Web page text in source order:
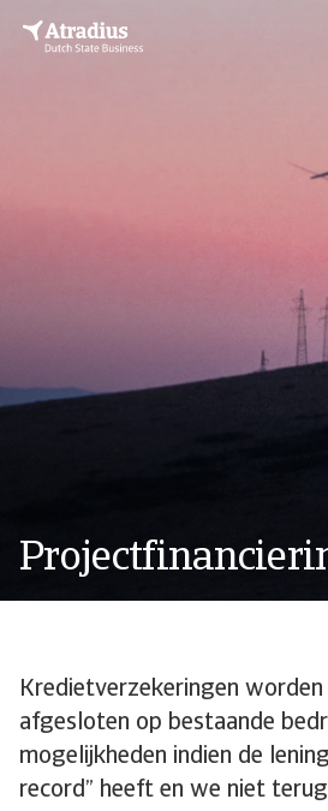
Kredietverzekeringen worden
afgesloten op bestaande
mogelijkheden indien de
record” heeft en we niet